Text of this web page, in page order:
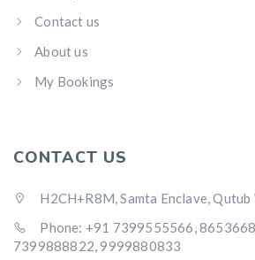
Contact us
About us
My Bookings
CONTACT US
H2CH+R8M, Samta Enclave,
Phone: +91 7399555566,
7399888822, 9999880833